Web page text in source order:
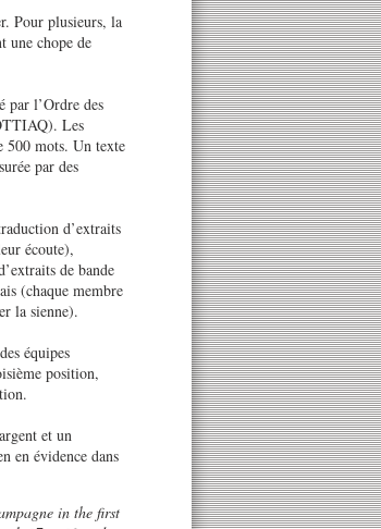
Pour plusieurs, la
une chope de
par l’Ordre des
Les
500 mots. Un texte
par des
d’extraits
écoute),
de bande
(chaque membre
la sienne).
équipes
position,
et un
en évidence dans
in the first